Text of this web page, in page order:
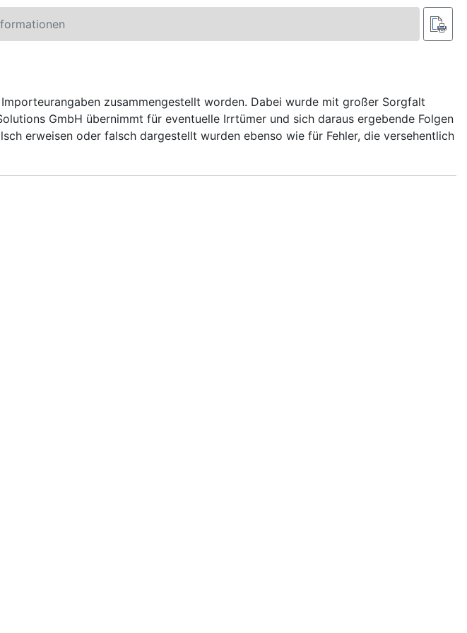
zusammengestellt worden. Dabei wurde mit großer Sorgfalt
GmbH übernimmt für eventuelle Irrtümer und sich daraus ergebende Folgen
erweisen oder falsch dargestellt wurden ebenso wie für Fehler, die versehentlich